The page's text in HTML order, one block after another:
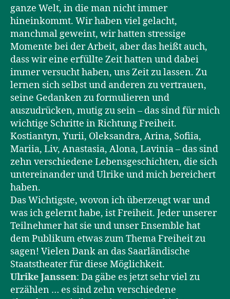
ganze Welt, in die man nicht immer
hineinkommt. Wir haben viel gelacht,
manchmal geweint, wir hatten stressige
Momente bei der Arbeit, aber das heißt auch,
dass wir eine erfüllte Zeit hatten und dabei
immer versucht haben, uns Zeit zu lassen. Zu
lernen sich selbst und anderen zu vertrauen,
seine Gedanken zu formulieren und
auszudrücken, mutig zu sein – das sind für mich
wichtige Schritte in Richtung Freiheit.
Kostiantyn, Yurii, Oleksandra, Arina, Sofiia,
Mariia, Liv, Anastasia, Alona, Lavinia – das sind
zehn verschiedene Lebensgeschichten, die sich
untereinander und Ulrike und mich bereichert
haben.
Das Wichtigste, wovon ich überzeugt war und
was ich gelernt habe, ist Freiheit. Jeder unserer
Teilnehmer hat sie und unser Ensemble hat
dem Publikum etwas zum Thema Freiheit zu
sagen! Vielen Dank an das Saarländische
Staatstheater für diese Möglichkeit.
Ulrike Janssen: Da gäbe es jetzt sehr viel zu
erzählen … es sind zehn verschiedene